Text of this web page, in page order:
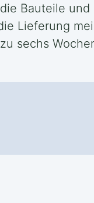
Bauteile
Lieferung
sechs